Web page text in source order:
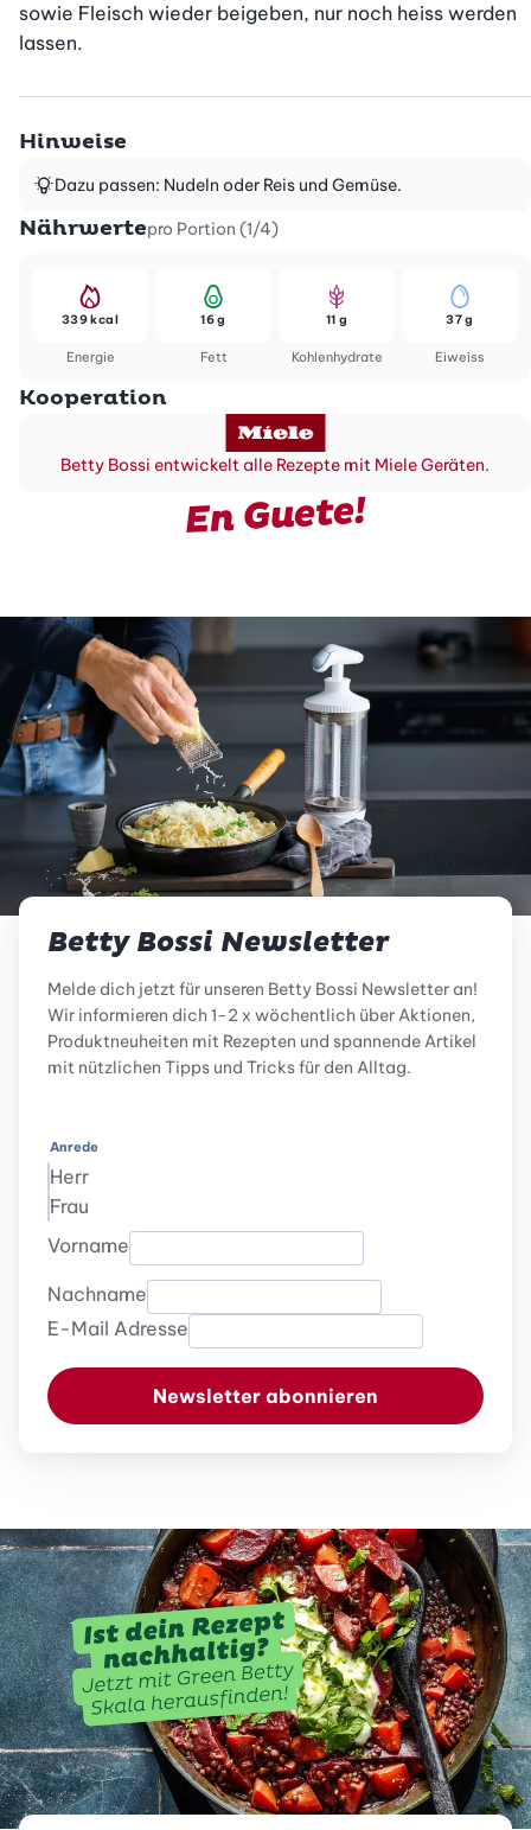
sowie Fleisch wieder beigeben, nur noch heiss werden
lassen.
Hinweise
Dazu passen: Nudeln oder Reis und Gemüse.
Nährwertepro Portion (1/4)
Energie
339 kcal
Fett
16 g
Kohlenhydrate
11 g
Eiweiss
37 g
Kooperation
Betty Bossi entwickelt alle Rezepte mit Miele Geräten.
En Guete!
Betty Bossi Newsletter
Melde dich jetzt für unseren Betty Bossi Newsletter an!
Wir informieren dich 1-2 x wöchentlich über Aktionen,
Produktneuheiten mit Rezepten und spannende Artikel
mit nützlichen Tipps und Tricks für den Alltag.
Anrede
Herr
Frau
Vorname
Nachname
E-Mail Adresse
Newsletter abonnieren